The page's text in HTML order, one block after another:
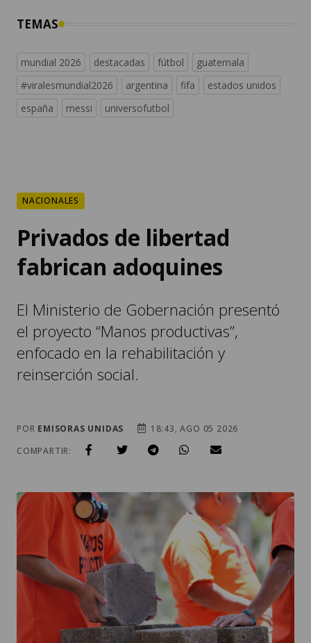
TEMAS
mundial 2026 destacadas fútbol
guatemala
#viralesmundial2026
argentina fifa
estados unidos
españa
messi universofutbol
NACIONALES
Privados de libertad
fabrican adoquines
El Ministerio de Gobernación presentó
el proyecto “Manos productivas”,
enfocado en la rehabilitación y
reinserción social.
POR EMISORAS UNIDAS
18:43, AGO 05 2026
COMPARTIR: